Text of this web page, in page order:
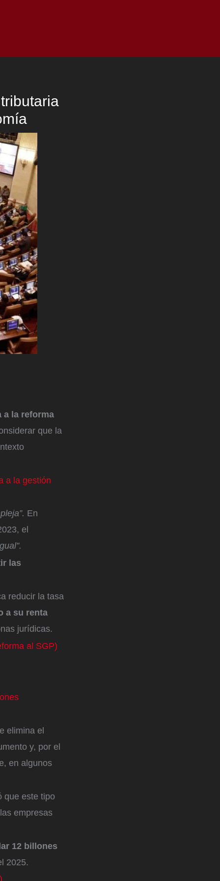
a la reforma
que la
a la gestión
En
el
las
reducir la tasa
a su renta
jurídicas.
al SGP)
elimina el
y, por el
en algunos
que este tipo
empresas
12 billones
2025.